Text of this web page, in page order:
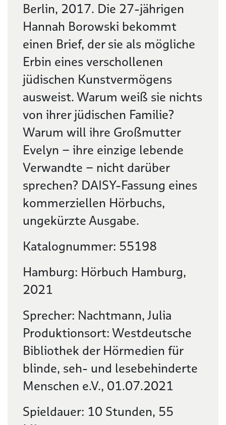
Berlin, 2017. Die 27-jährigen
Hannah Borowski bekommt
einen Brief, der sie als mögliche
Erbin eines verschollenen
jüdischen Kunstvermögens
ausweist. Warum weiß sie nichts
von ihrer jüdischen Familie?
Warum will ihre Großmutter
Evelyn – ihre einzige lebende
Verwandte – nicht darüber
sprechen? DAISY-Fassung eines
kommerziellen Hörbuchs,
ungekürzte Ausgabe.
Katalognummer: 55198
Hamburg: Hörbuch Hamburg,
2021
Sprecher: Nachtmann, Julia
Produktionsort: Westdeutsche
Bibliothek der Hörmedien für
blinde, seh- und lesebehinderte
Menschen e.V., 01.07.2021
Spieldauer: 10 Stunden, 55